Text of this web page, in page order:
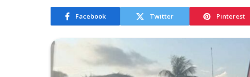
Facebook Twitter Pinterest